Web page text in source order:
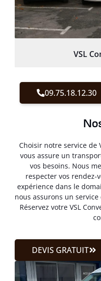
VSL
09.75.18.12.30
Choisir notre service de
vous assure un
vos besoins. Nous
respecter vos rendez-
expérience dans le
nous assurons un
Réservez votre VSL
DEVIS GRATUIT